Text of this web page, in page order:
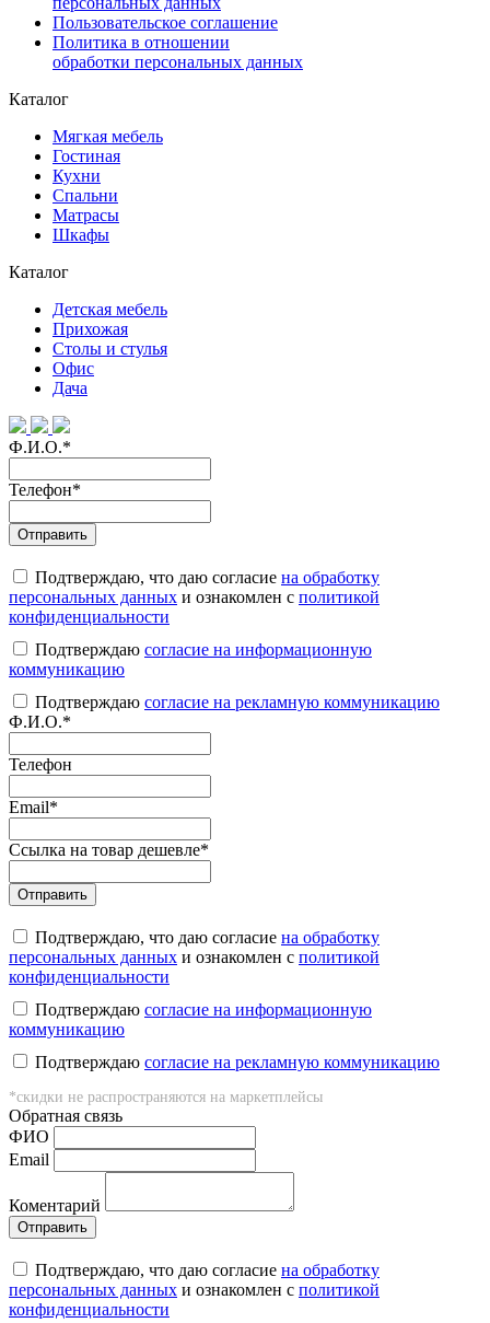
Пользовательское соглашение
Политика в отношении
обработки персональных данных
Каталог
Мягкая мебель
Гостиная
Кухни
Спальни
Матрасы
Шкафы
Каталог
Детская мебель
Прихожая
Столы и стулья
Офис
Дача
Ф.И.О.*
Телефон*
Подтверждаю, что даю согласие на обработку
персональных данных и ознакомлен с политикой
конфиденциальности
Подтверждаю согласие на информационную
коммуникацию
Подтверждаю согласие на рекламную коммуникацию
Ф.И.О.*
Телефон
Email*
Ссылка на товар дешевле*
Подтверждаю, что даю согласие на обработку
персональных данных и ознакомлен с политикой
конфиденциальности
Подтверждаю согласие на информационную
коммуникацию
Подтверждаю согласие на рекламную коммуникацию
*скидки не распространяются на маркетплейсы
Обратная связь
ФИO
Email
Коментарий
Подтверждаю, что даю согласие на обработку
персональных данных и ознакомлен с политикой
конфиденциальности